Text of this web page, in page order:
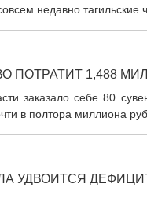
недавно тагильские
ПОТРАТИТ 1,488
заказало себе 80
в полтора миллиона
УДВОИТСЯ